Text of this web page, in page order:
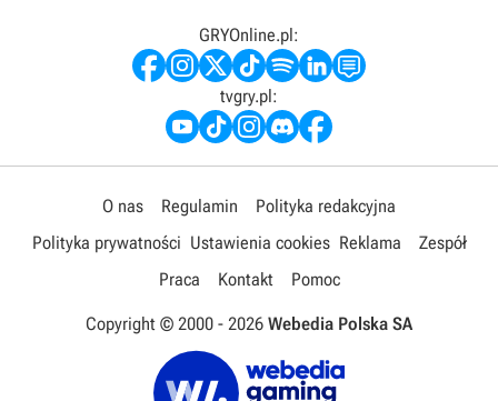
GRYOnline.pl:
tvgry.pl:
O nas Regulamin
Polityka redakcyjna
Polityka prywatności Ustawienia cookies Reklama
Zespół
Praca
Kontakt Pomoc
Copyright © 2000 - 2026 Webedia Polska SA